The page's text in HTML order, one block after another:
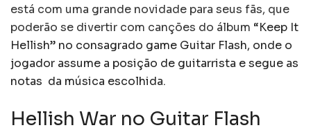
está com uma grande novidade para seus fãs, que
poderão se divertir com canções do álbum “Keep It
Hellish” no consagrado game Guitar Flash, onde o
jogador assume a posição de guitarrista e segue as
notas da música escolhida.
Hellish War no Guitar Flash